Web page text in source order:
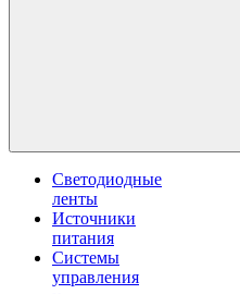
Светодиодные
ленты
Источники
питания
Системы
управления